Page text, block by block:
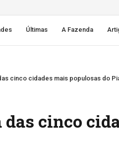
Últimas A Fazenda
cinco cidades mais populosas do
cinco